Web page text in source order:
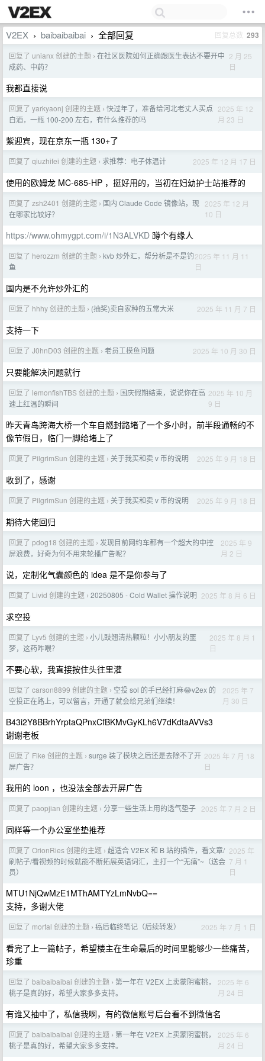
V2EX › baibaibaibai › 全部回复 回复总数 293
回复了 unianx 创建的主题 › 在社区医院如何正确跟医生表达不要开中
成药、中药？
2 月 25
日
我都直接说
回复了 yarkyaonj 创建的主题 › 快过年了，准备给河北老丈人买点
白酒，一瓶 100-200 左右，有什么推荐的吗
2025 年 12
月 23 日
紫迎宾，现在京东一瓶 130+了
回复了 qiuzhifei 创建的主题 › 求推荐：电子体温计 2025 年 12 月 17 日
使用的欧姆龙 MC-685-HP ，挺好用的，当初在妇幼护士站推荐的
回复了 zsh2401 创建的主题 › 国内 Claude Code 镜像站，现
在哪家比较好？
2025 年 12 月
10 日
https://www.ohmygpt.com/i/1N3ALVKD 蹲个有缘人
回复了 herozzm 创建的主题 › kvb 炒外汇，帮分析是不是钓
鱼
2025 年 11 月 11
日
国内是不允许炒外汇的
回复了 hhhy 创建的主题 › (抽奖)卖自家种的五常大米 2025 年 11 月 7 日
支持一下
回复了 J0hnD03 创建的主题 › 老员工摸鱼问题 2025 年 10 月 30 日
只要能解决问题就行
回复了 lemonfishTBS 创建的主题 › 国庆假期结束，说说你在高
速上红温的瞬间
2025 年 10 月
9 日
昨天青岛跨海大桥一个车自燃封路堵了一个多小时，前半段通畅的不
像节假日，临门一脚给堵上了
回复了 PilgrimSun 创建的主题 › 关于我买和卖 v 币的说明 2025 年 9 月 18 日
收到了，感谢
回复了 PilgrimSun 创建的主题 › 关于我买和卖 v 币的说明 2025 年 9 月 18 日
期待大佬回归
回复了 pdog18 创建的主题 › 发现目前网约车都有一个超大的中控
屏浪费，好奇为何不用来轮播广告呢？
2025 年 9
月 2 日
说，定制化气囊颜色的 idea 是不是你参与了
回复了 Livid 创建的主题 › 20250805 - Cold Wallet 操作说明 2025 年 8 月 6 日
求空投
回复了 Lyv5 创建的主题 › 小儿豉翘清热颗粒！小小朋友的噩
梦，这药咋喂？
2025 年 8 月 1
日
不要心软，我直接按住头往里灌
回复了 carson8899 创建的主题 › 空投 sol 的手已经打麻😂v2ex 的
空投正在路上，可以留言，开通了就会给兄弟们继续！
2025 年 7
月 30 日
B43i2Y8BBrhYrptaQPnxCfBKMvGyKLh6V7dKdtaAVVs3
谢谢老板
回复了 Fike 创建的主题 › surge 装了模块之后还是去除不了开
屏广告？
2025 年 7 月 18
日
我用的 loon ，也没法全部去开屏广告
回复了 paopjian 创建的主题 › 分享一些生活上用的透气垫子 2025 年 7 月 2 日
同样等一个办公室坐垫推荐
回复了 OrionRies 创建的主题 › 超适合 V2EX 和 B 站的插件，看文章/
刷帖子/看视频的时候就能不断拓展英语词汇，主打一个“无痛”~（送会
员）
2025 年
7 月 1
日
MTU1NjQwMzE1MThAMTYzLmNvbQ==
支持，多谢大佬
回复了 mortal 创建的主题 › 癌后临终笔记（后续转发） 2025 年 7 月 1 日
看完了上一篇帖子，希望楼主在生命最后的时间里能够少一些痛苦，
珍重
回复了 baibaibaibai 创建的主题 › 第一年在 V2EX 上卖蒙阴蜜桃，
桃子是真的好，希望大家多多支持。
2025 年 6
月 24 日
有谁又抽中了，私信我啊，有的微信账号后台看不到微信名
回复了 baibaibaibai 创建的主题 › 第一年在 V2EX 上卖蒙阴蜜桃，
桃子是真的好，希望大家多多支持。
2025 年 6
月 24 日